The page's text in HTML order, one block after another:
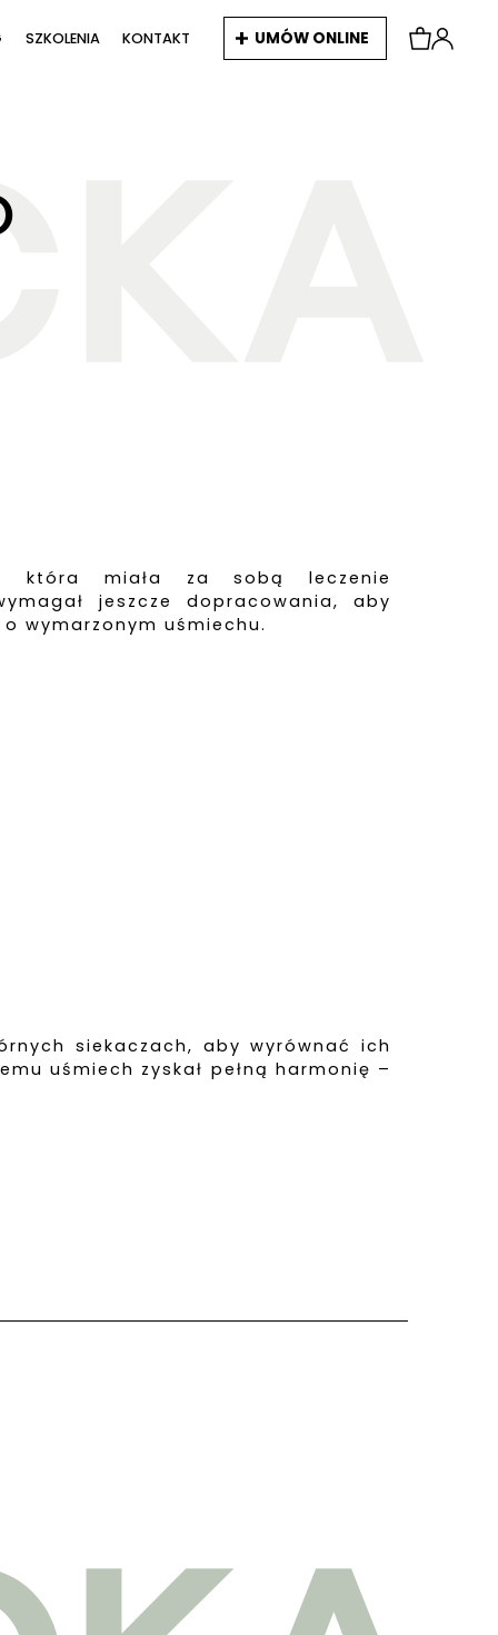
SZKOLENIA KONTAKT UMÓW ONLINE
która miała za sobą leczenie
jeszcze dopracowania, aby
o wymarzonym uśmiechu.
siekaczach, aby wyrównać ich
uśmiech zyskał pełną harmonię –